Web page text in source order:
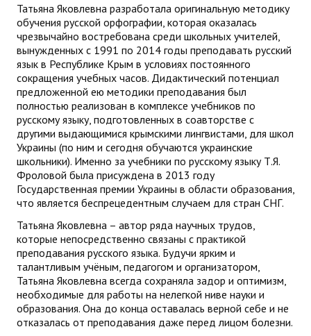
Татьяна Яковлевна разработала оригинальную методику
обучения русской орфографии, которая оказалась
чрезвычайно востребована среди школьных учителей,
вынужденных с 1991 по 2014 годы преподавать русский
язык в Республике Крым в условиях постоянного
сокращения учебных часов. Дидактический потенциал
предложенной ею методики преподавания был
полностью реализован в комплексе учебников по
русскому языку, подготовленных в соавторстве с
другими выдающимися крымскими лингвистами, для школ
Украины (по ним и сегодня обучаются украинские
школьники). Именно за учебники по русскому языку Т.Я.
Фроловой была присуждена в 2013 году
Государственная премии Украины в области образования,
что является беспрецедентным случаем для стран СНГ.
Татьяна Яковлевна – автор ряда научных трудов,
которые непосредственно связаны с практикой
преподавания русского языка. Будучи ярким и
талантливым учёным, педагогом и организатором,
Татьяна Яковлевна всегда сохраняла задор и оптимизм,
необходимые для работы на нелегкой ниве науки и
образования. Она до конца оставалась верной себе и не
отказалась от преподавания даже перед лицом болезни.